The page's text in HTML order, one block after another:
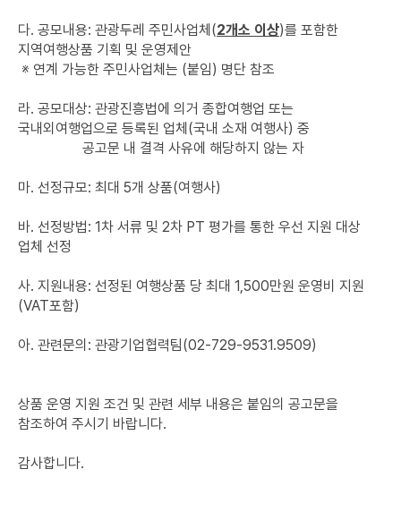
다. 공모내용: 관광두레 주민사업체(2개소 이상)를 포함한
지역여행상품 기획 및 운영제안
※ 연계 가능한 주민사업체는 (붙임) 명단 참조
라. 공모대상: 관광진흥법에 의거 종합여행업 또는
국내외여행업으로 등록된 업체(국내 소재 여행사) 중
공고문 내 결격 사유에 해당하지 않는 자
마. 선정규모: 최대 5개 상품(여행사)
바. 선정방법: 1차 서류 및 2차 PT 평가를 통한 우선 지원 대상
업체 선정
사. 지원내용: 선정된 여행상품 당 최대 1,500만원 운영비 지원
(VAT포함)
아. 관련문의: 관광기업협력팀(02-729-9531.9509)
상품 운영 지원 조건 및 관련 세부 내용은 붙임의 공고문을
참조하여 주시기 바랍니다.
감사합니다.